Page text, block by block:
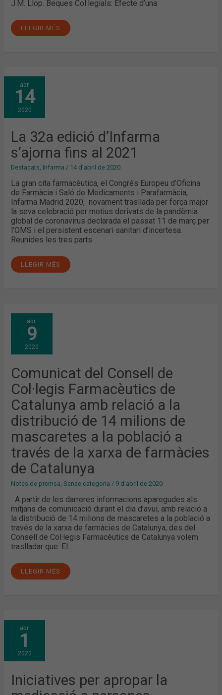
J.M. Llop. Beques Col·legials: Efecte d’una
LLEGIR MÉS
abr.
14
2020
La 32a edició d’Infarma
s’ajorna fins al 2021
Destacats, Infarma / 14 d'abril de 2020
La gran cita farmacèutica, el Congrés Europeu d’Oficina
de Farmàcia i Saló de Medicaments i Parafarmàcia,
Infarma Madrid 2020, novament trasllada per força major
la seva celebració per motius derivats de la pandèmia
global de coronavirus declarada el passat 11 de març per
l’OMS i el persistent escenari sanitari d’incertesa.
Reunides les tres parts
LA
32A
EDICIÓ
D’INFARMA
S’AJORNA
FINS
AL
LLEGIR MÉS
abr.
9
2020
Comunicat del Consell de
Col·legis Farmacèutics de
Catalunya amb relació a la
distribució de 14 milions de
mascaretes a la població a
través de la xarxa de farmàcies
de Catalunya
Notes de premsa,Sense categoria / 9 d'abril de 2020
A partir de les darreres informacions aparegudes als
mitjans de comunicació durant el dia d’avui, amb relació a
la distribució de 14 milions de mascaretes a la població a
través de la xarxa de farmàcies de Catalunya, des del
Consell de Col·legis Farmacèutics de Catalunya volem
traslladar que: El
COMUNICAT
DEL
CONSELL
DE
COL·LEGIS
FARMACÈUTICS
DE
RELACIÓ
A
LA
DISTRIBUCIÓ
14
MILIONS
DE
MASCARETES
LA
A
TRAVÉS
DE
LA
DE
FARMÀCIES
DE
CATALUNYA
LLEGIR MÉS
abr.
1
2020
Iniciatives per apropar la
INICIATIVES
PER
APROPAR
MEDICACIÓ
A
PERSONES
DURANT
LA
PANDÈMIA